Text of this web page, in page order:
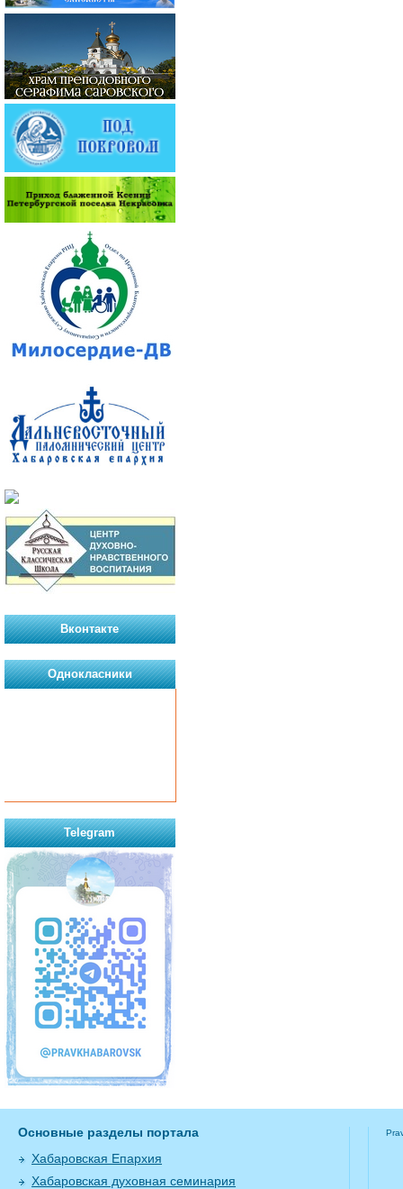
Вконтакте
Однокласники
Telegram
Основные разделы портала
Хабаровская Епархия
Хабаровская духовная семинария